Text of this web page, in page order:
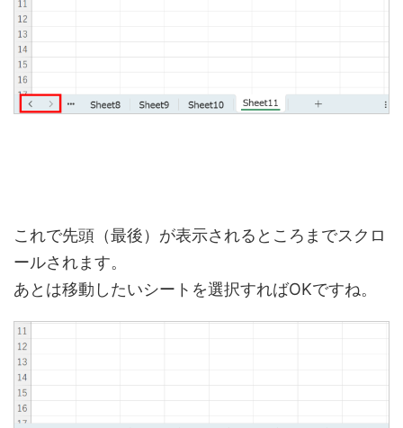
これで先頭（最後）が表示されるところまでスクロ
ールされます。
あとは移動したいシートを選択すればOKですね。